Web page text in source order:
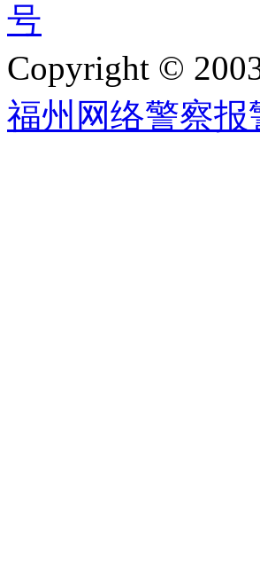
号
Copyright ©
福州网络警察报